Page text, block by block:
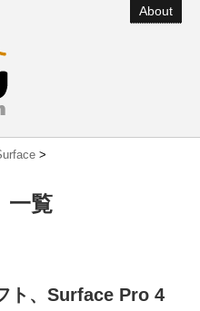
About
>
一覧
ト、Surface Pro 4